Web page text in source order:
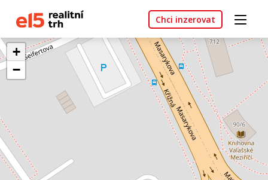
Chci inzerovat
+
−